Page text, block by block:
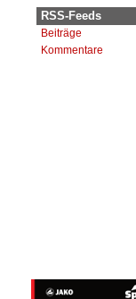
RSS-Feeds
Beiträge
Kommentare